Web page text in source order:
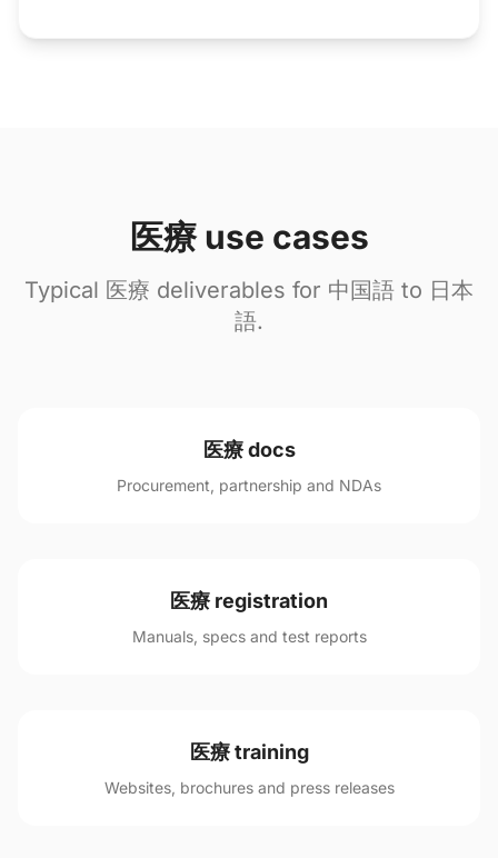
医療 use cases
Typical 医療 deliverables for 中国語 to 日本
語.
医療 docs
Procurement, partnership and NDAs
医療 registration
Manuals, specs and test reports
医療 training
Websites, brochures and press releases